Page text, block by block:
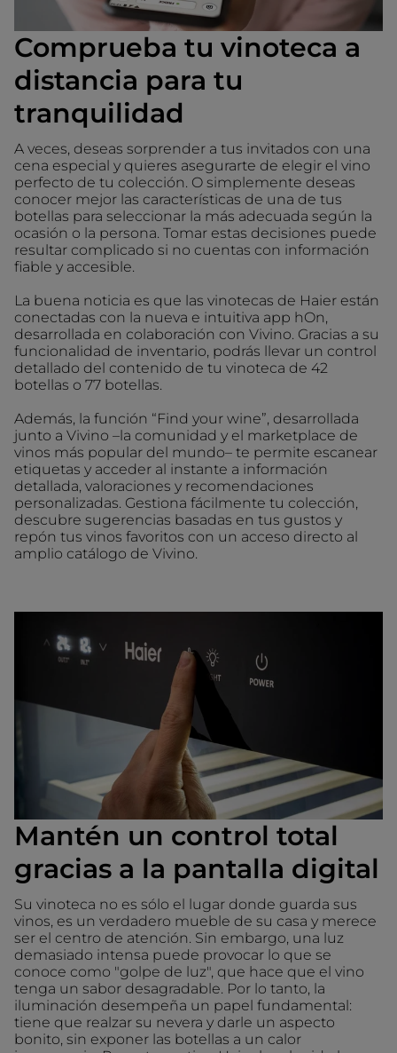
Comprueba tu vinoteca a
distancia para tu
tranquilidad
A veces, deseas sorprender a tus invitados con una
cena especial y quieres asegurarte de elegir el vino
perfecto de tu colección. O simplemente deseas
conocer mejor las características de una de tus
botellas para seleccionar la más adecuada según la
ocasión o la persona. Tomar estas decisiones puede
resultar complicado si no cuentas con información
fiable y accesible.
La buena noticia es que las vinotecas de Haier están
conectadas con la nueva e intuitiva app hOn,
desarrollada en colaboración con Vivino. Gracias a su
funcionalidad de inventario, podrás llevar un control
detallado del contenido de tu vinoteca de 42
botellas o 77 botellas.
Además, la función “Find your wine”, desarrollada
junto a Vivino –la comunidad y el marketplace de
vinos más popular del mundo– te permite escanear
etiquetas y acceder al instante a información
detallada, valoraciones y recomendaciones
personalizadas. Gestiona fácilmente tu colección,
descubre sugerencias basadas en tus gustos y
repón tus vinos favoritos con un acceso directo al
amplio catálogo de Vivino.
Mantén un control total
gracias a la pantalla digital
Su vinoteca no es sólo el lugar donde guarda sus
vinos, es un verdadero mueble de su casa y merece
ser el centro de atención. Sin embargo, una luz
demasiado intensa puede provocar lo que se
conoce como "golpe de luz", que hace que el vino
tenga un sabor desagradable. Por lo tanto, la
iluminación desempeña un papel fundamental:
tiene que realzar su nevera y darle un aspecto
bonito, sin exponer las botellas a un calor